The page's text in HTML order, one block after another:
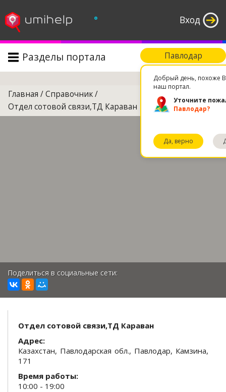
Вход
°
Павлодар
Добрый день, похоже
наш портал.
Уточните
Павлодар?
Да, верно
Разделы портала Поиск
Главная /Справочник/
Отдел сотовой связи,ТД Караван
Поделиться в социальные сети:
Отдел сотовой связи,ТД Караван
Адрес:
Казахстан, Павлодарская обл., Павлодар, Камзина,
171
Время работы:
10:00 - 19:00